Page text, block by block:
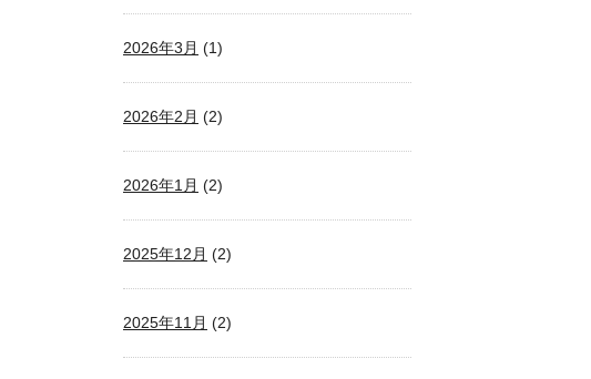
2026年3月 (1)
2026年2月 (2)
2026年1月 (2)
2025年12月 (2)
2025年11月 (2)